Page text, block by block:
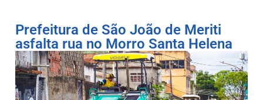
Prefeitura de São João de Meriti
asfalta rua no Morro Santa Helena